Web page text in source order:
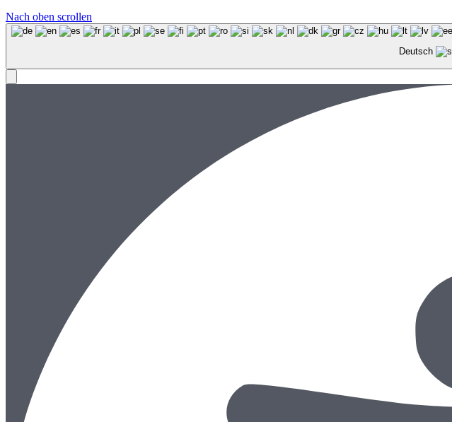
Nach oben scrollen
Deutsch